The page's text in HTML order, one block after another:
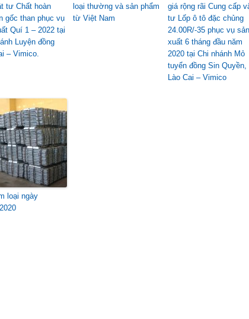
tư Chất hoàn
gốc than phục vụ
Quí 1 – 2022 tại
Luyện đồng
– Vimico.
loại thường và sản phẩm
từ Việt Nam
giá rộng rãi Cung cấp
tư Lốp ô tô đặc chủng
24.00R/-35 phục vụ sản
xuất 6 tháng đầu năm
2020 tại Chi nhánh Mỏ
tuyển đồng Sin Quyền,
Lào Cai – Vimico
loại ngày